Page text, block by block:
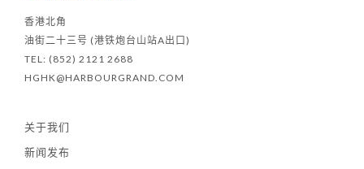
香港北角
油街二十三号 (港铁炮台山站A出口)
TEL: (852) 2121 2688
HGHK@HARBOURGRAND.COM
关于我们
新闻发布